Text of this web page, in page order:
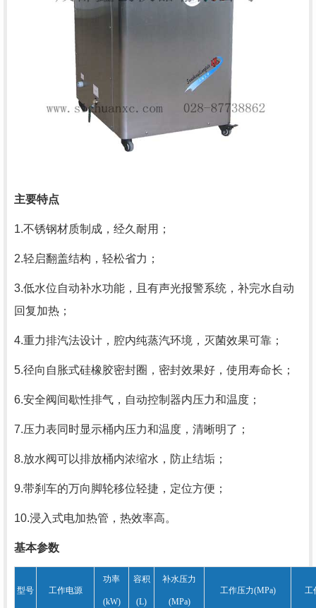
主要特点
1.不锈钢材质制成，经久耐用；
2.轻启翻盖结构，轻松省力；
3.低水位自动补水功能，且有声光报警系统，补完水自动
回复加热；
4.重力排汽法设计，腔内纯蒸汽环境，灭菌效果可靠；
5.径向自胀式硅橡胶密封圈，密封效果好，使用寿命长；
6.安全阀间歇性排气，自动控制器内压力和温度；
7.压力表同时显示桶内压力和温度，清晰明了；
8.放水阀可以排放桶内浓缩水，防止结垢；
9.带刹车的万向脚轮移位轻捷，定位方便；
10.浸入式电加热管，热效率高。
基本参数
型号 工作电源
功率
(kW)
容积
(L)
补水压力
(MPa)
工作压力(MPa) 工